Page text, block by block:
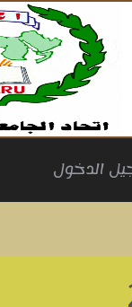
الدخول